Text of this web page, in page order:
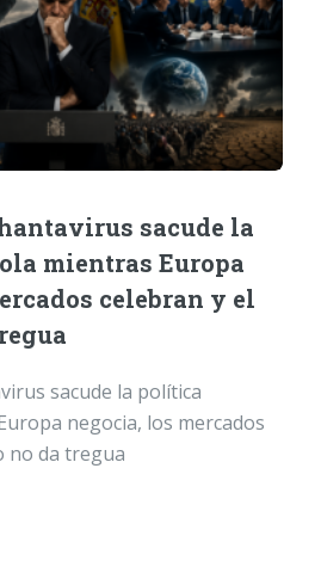
sacude la
mientras Europa
celebran y el
sacude la política
negocia, los mercados
no da tregua